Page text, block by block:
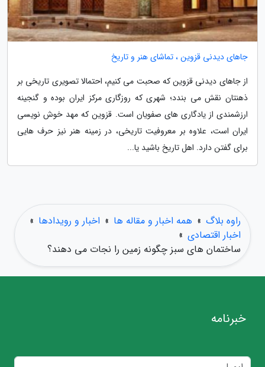
جاهای دیدنی قزوین ، تماشای هنر و تاریخ
از جاهای دیدنی قزوین که صحبت می کنیم، احتمالا تصویری تاریخی بر
ذهنتان نقش می بندد؛ شهری که روزگاری مرکز ایران بوده و گنجینه
ارزشمندی از یادگاری های صفویان است. قزوین که مهد خوش نویسی
ایران است، علاوه بر معروفیت تاریخی، در زمینه هنر نیز حرف هایی
برای گفتن دارد. اهل تاریخ باشید یا...
راوه بلاگ » همه اخبار و مقاله ها » اخبار و رویدادها »
اخبار اقتصادی »
ساختمان های سبز چگونه زمین را نجات می دهند؟
خبرنامه